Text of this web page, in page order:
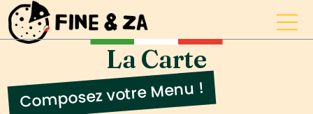
La Carte
Composez votre Menu !